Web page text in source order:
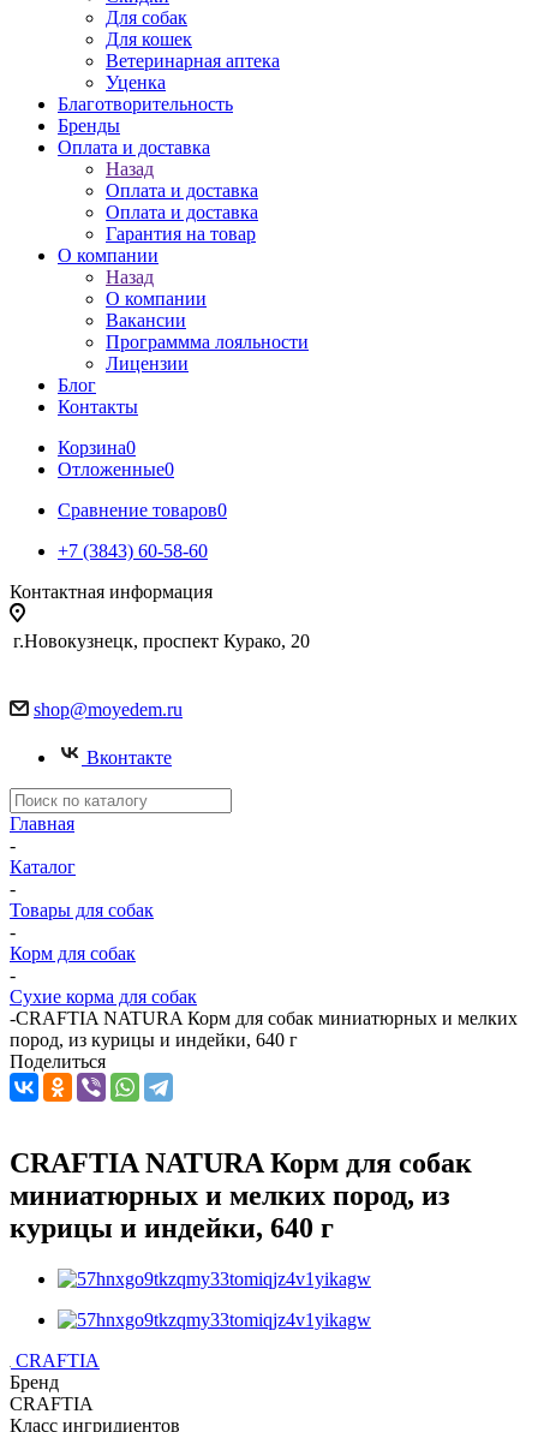
Для собак
Для кошек
Ветеринарная аптека
Уценка
Благотворительность
Бренды
Оплата и доставка
Назад
Оплата и доставка
Оплата и доставка
Гарантия на товар
О компании
Назад
О компании
Вакансии
Программма лояльности
Лицензии
Блог
Контакты
Корзина0
Отложенные0
Сравнение товаров0
+7 (3843) 60-58-60
Контактная информация
г.Новокузнецк, проспект Курако, 20
shop@moyedem.ru
Вконтакте
Главная
-
Каталог
-
Товары для собак
-
Корм для собак
-
Сухие корма для собак
-CRAFTIA NATURA Корм для собак миниатюрных и мелких
пород, из курицы и индейки, 640 г
Поделиться
CRAFTIA NATURA Корм для собак
миниатюрных и мелких пород, из
курицы и индейки, 640 г
CRAFTIA
Бренд
CRAFTIA
Класс ингридиентов